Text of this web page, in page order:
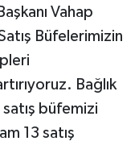
Vahap
Büfelerimizin
Bağlık
büfemizi
13 satış